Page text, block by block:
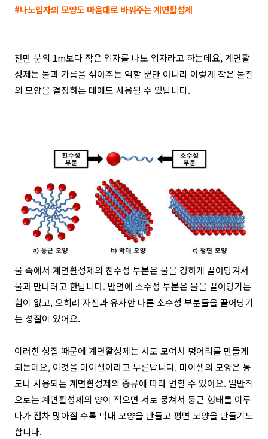
#나노입자의 모양도 마음대로 바꿔주는 계면활성제
천만 분의 1m보다 작은 입자를 나노 입자라고 하는데요, 계면활
성제는 물과 기름을 섞어주는 역할 뿐만 아니라 이렇게 작은 물질
의 모양을 결정하는 데에도 사용될 수 있답니다.
물 속에서 계면활성제의 친수성 부분은 물을 강하게 끌어당겨서
물과 만나려고 한답니다. 반면에 소수성 부분은 물을 끌어당기는
힘이 없고, 오히려 자신과 유사한 다른 소수성 부분들을 끌어당기
는 성질이 있어요.
이러한 성질 때문에 계면활성제는 서로 모여서 덩어리를 만들게
되는데요, 이것을 마이셀이라고 부른답니다. 마이셀의 모양은 농
도나 사용되는 계면활성제의 종류에 따라 변할 수 있어요. 일반적
으로는 계면활성제의 양이 적으면 서로 뭉쳐서 둥근 형태를 이루
다가 점차 많아질 수록 막대 모양을 만들고 평면 모양을 만들기도
합니다.